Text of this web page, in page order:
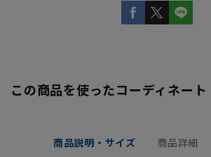
この商品を使ったコーディネート
商品説明・サイズ 商品詳細